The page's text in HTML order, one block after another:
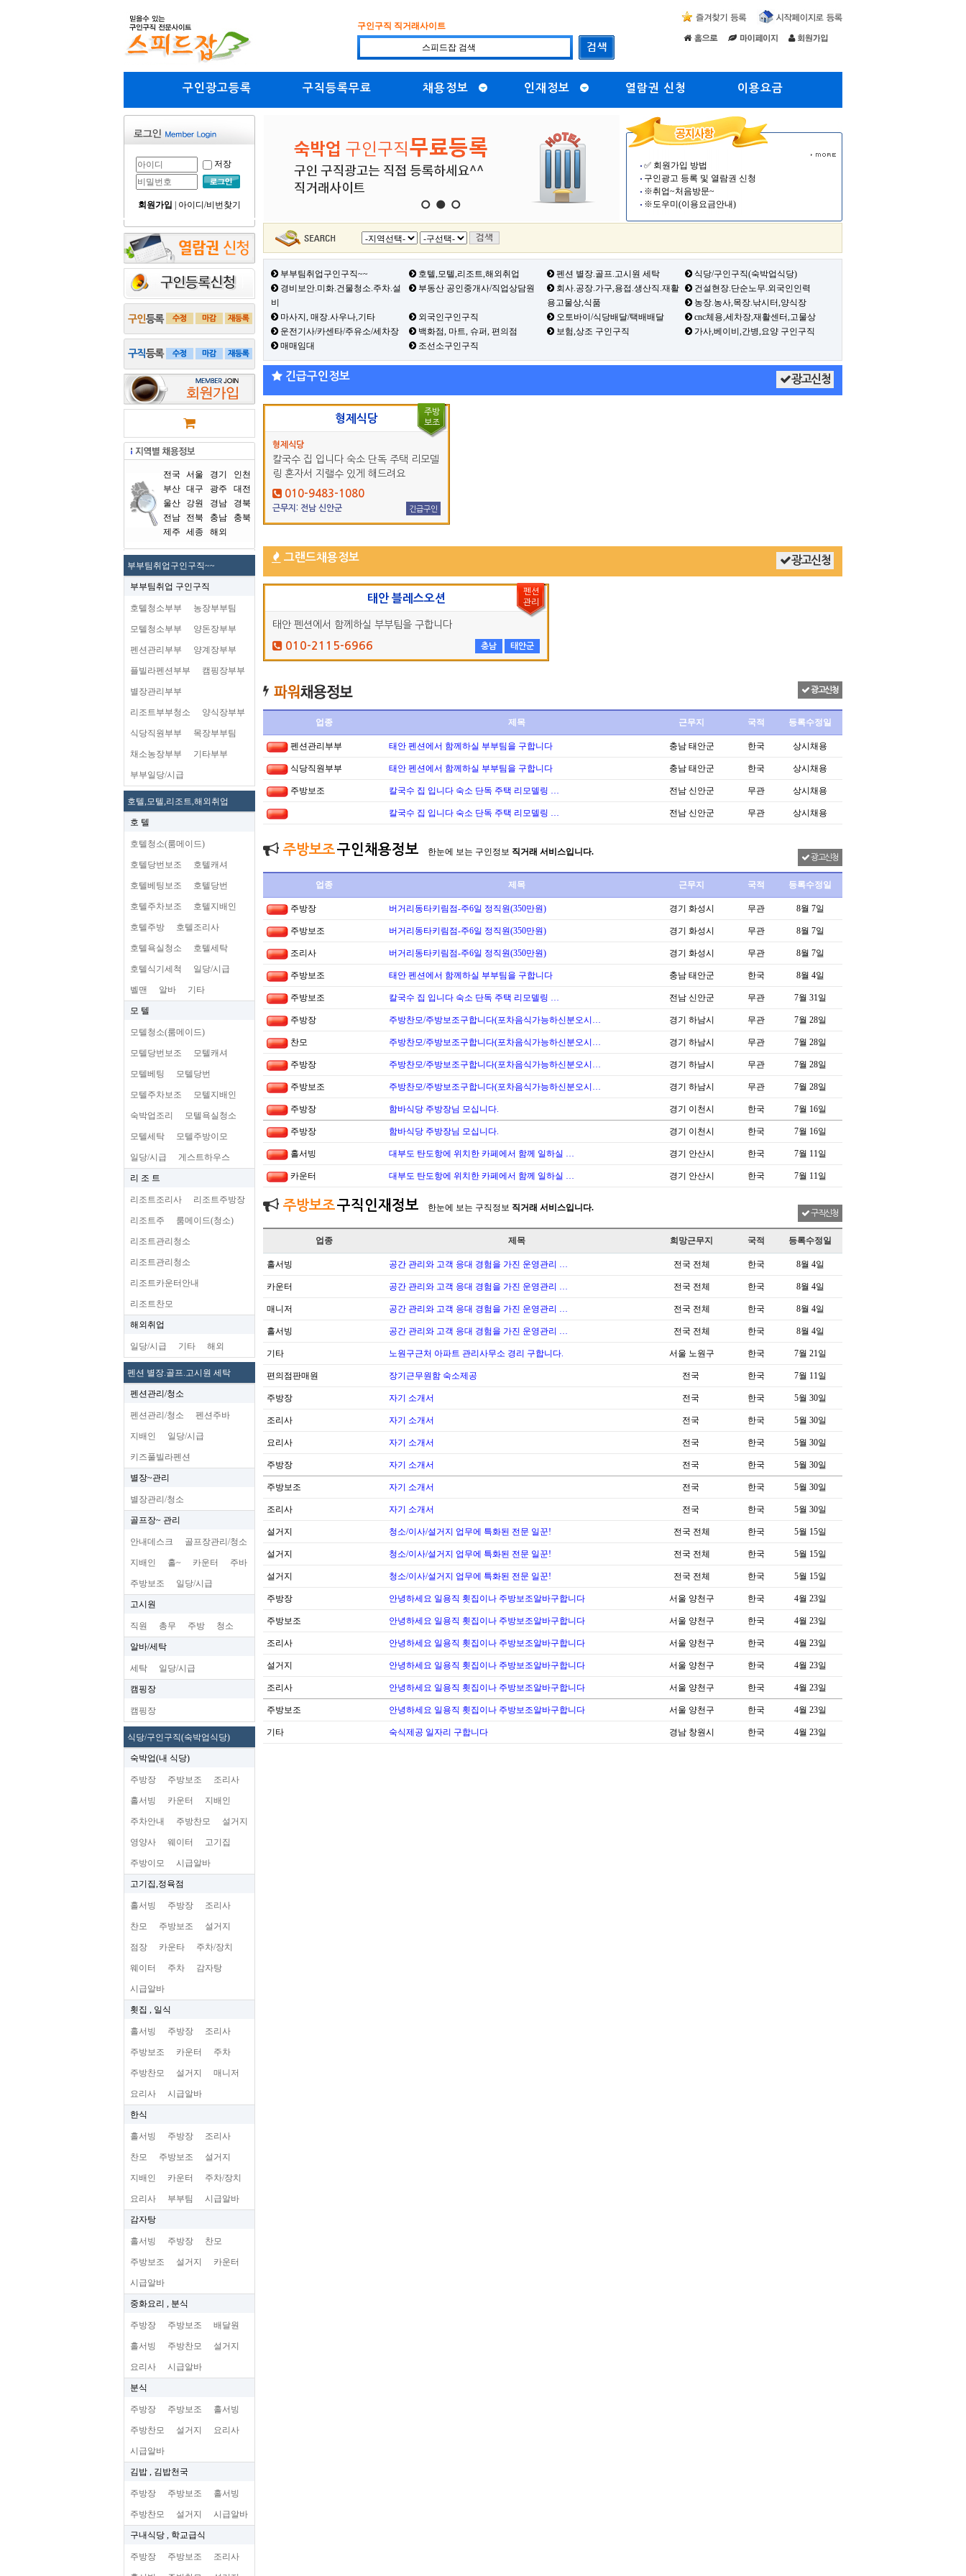
구인구직 직거래사이트
구인광고등록 구직등록무료 채용정보 인재정보 열람권 신청 이용요금
저장
회원가입 아이디/비번찾기
전국 서울 경기
인천
부산 대구 광주
대전
울산
강원 경남
경북
전남
전북 충남
충북
제주
세종 해외
부부팀취업구인구직~~
부부팀취업 구인구직
호텔청소부부 농장부부팀
모텔청소부부 양돈장부부
펜션관리부부 양계장부부
플빌라펜션부부 캠핑장부부
별장관리부부
리조트부부청소 양식장부부
식당직원부부 목장부부팀
채소농장부부 기타부부
부부일당/시급
호텔,모텔,리조트,해외취업
호 텔
호텔청소(룸메이드)
호텔당번보조 호텔캐셔
호텔베팅보조 호텔당번
호텔주차보조 호텔지배인
호텔주방 호텔조리사
호텔욕실청소 호텔세탁
호텔식기세척 일당/시급
벨맨 알바 기타
모 텔
모텔청소(룸메이드)
모텔당번보조 모텔캐셔
모텔베팅 모텔당번
모텔주차보조 모텔지배인
숙박업조리 모텔욕실청소
모텔세탁 모텔주방이모
일당/시급 게스트하우스
리 조 트
리조트조리사 리조트주방장
리조트주 룸메이드(청소)
리조트관리청소
리조트관리청소
리조트카운터안내
리조트찬모
해외취업
일당/시급 기타 해외
펜션 별장.골프.고시원 세탁
펜션관리/청소
펜션관리/청소 펜션주바
지배인 일당/시급
키즈풀빌라펜션
별장~관리
별장관리/청소
골프장~ 관리
안내데스크 골프장관리/청소
지배인 홀~ 카운터 주바
주방보조 일당/시급
고시원
직원 총무 주방 청소
알바/세탁
세탁 일당/시급
캠핑장
캠핑장
식당/구인구직(숙박업식당)
숙박업(내 식당)
주방장 주방보조 조리사
홀서빙 카운터 지배인
주차안내 주방찬모 설거지
영양사 웨이터 고기집
주방이모 시급알바
고기집,정육점
홀서빙 주방장 조리사
찬모 주방보조 설거지
점장 카운타 주차/장치
웨이터 주차 감자탕
시급알바
횟집 , 일식
홀서빙 주방장 조리사
주방보조 카운터 주차
주방찬모 설거지 매니저
요리사 시급알바
한식
홀서빙 주방장 조리사
찬모 주방보조 설거지
지배인 카운터 주차/장치
요리사 부부팀 시급알바
감자탕
홀서빙 주방장 찬모
주방보조 설거지 카운터
시급알바
중화요리 , 분식
주방장 주방보조 배달원
홀서빙 주방찬모 설거지
요리사 시급알바
분식
주방장 주방보조 홀서빙
주방찬모 설거지 요리사
시급알바
김밥 , 김밥천국
주방장 주방보조 홀서빙
주방찬모 설거지 시급알바
구내식당 , 학교급식
주방장 주방보조 조리사
✅ 회원가입 방법
구인광고 등록 및 열람권 신청
※취업~처음방문~
※도우미(이용요금안내)
부부팀취업구인구직~~ 호텔,모텔,리조트,해외취업 펜션 별장.골프.고시원 세탁
식당/구인구직(숙박업식당)
경비보안.미화.건물청소.주차.설
비
부동산 공인중개사/직업상담원
회사.공장.가구,용접.생산직.재활
용고물상,식품
건설현장.단순노무.외국인인력
농장.농사,목장.낚시터,양식장
마사지, 매장.사우나,기타
외국인구인구직 오토바이/식당배달/택배배달
cnc체용,세차장,재활센터,고물상
운전기사/카센타/주유소/세차장
백화점, 마트, 슈퍼, 편의점 보험,상조 구인구직
가사,베이비,간병,요양 구인구직
매매임대
조선소구인구직
긴급구인정보 광고신청
형제식당
형제식당
칼국수 집 입니다 숙소 단독 주택 리모델
링 혼자서 지랠수 있게 해드려요
010-9483-1080
근무지: 전남 신안군 긴급구인
주방
보조
그랜드채용정보 광고신청
태안 블레스오션
태안 펜션에서 함께하실 부부팀을 구합니다
010-2115-6966 충남 태안군
펜션
관리
광고신청
업종 제목 근무지 국적 등록수정일
펜션관리부부 태안 펜션에서 함께하실 부부팀을 구합니다 충남 태안군 한국 상시채용
식당직원부부 태안 펜션에서 함께하실 부부팀을 구합니다 충남 태안군 한국 상시채용
주방보조 칼국수 집 입니다 숙소 단독 주택 리모델링 … 전남 신안군 무관 상시채용
칼국수 집 입니다 숙소 단독 주택 리모델링 … 전남 신안군 무관 상시채용
주방보조구인채용정보 한눈에 보는 구인정보 직거래 서비스입니다.
광고신청
업종 제목 근무지 국적 등록수정일
주방장 버거리동타키림점-주6일 정직원(350만원) 경기 화성시 무관 8월 7일
주방보조 버거리동타키림점-주6일 정직원(350만원) 경기 화성시 무관 8월 7일
조리사 버거리동타키림점-주6일 정직원(350만원) 경기 화성시 무관 8월 7일
주방보조 태안 펜션에서 함께하실 부부팀을 구합니다 충남 태안군 한국 8월 4일
주방보조 칼국수 집 입니다 숙소 단독 주택 리모델링 … 전남 신안군 무관 7월 31일
주방장 주방찬모/주방보조구합니다(포차음식가능하신분오시… 경기 하남시 무관 7월 28일
찬모 주방찬모/주방보조구합니다(포차음식가능하신분오시… 경기 하남시 무관 7월 28일
주방장 주방찬모/주방보조구합니다(포차음식가능하신분오시… 경기 하남시 무관 7월 28일
주방보조 주방찬모/주방보조구합니다(포차음식가능하신분오시… 경기 하남시 무관 7월 28일
주방장 함바식당 주방장님 모십니다. 경기 이천시 한국 7월 16일
주방장 함바식당 주방장님 모십니다. 경기 이천시 한국 7월 16일
홀서빙 대부도 탄도항에 위치한 카페에서 함께 일하실 … 경기 안산시 한국 7월 11일
카운터 대부도 탄도항에 위치한 카페에서 함께 일하실 … 경기 안산시 한국 7월 11일
주방보조구직인재정보 한눈에 보는 구직정보 직거래 서비스입니다.
구직신청
업종 제목 희망근무지 국적 등록수정일
홀서빙 공간 관리와 고객 응대 경험을 가진 운영관리 … 전국 전체 한국 8월 4일
카운터 공간 관리와 고객 응대 경험을 가진 운영관리 … 전국 전체 한국 8월 4일
매니저 공간 관리와 고객 응대 경험을 가진 운영관리 … 전국 전체 한국 8월 4일
홀서빙 공간 관리와 고객 응대 경험을 가진 운영관리 … 전국 전체 한국 8월 4일
기타 노원구근처 아파트 관리사무소 경리 구합니다. 서울 노원구 한국 7월 21일
편의점판매원 장기근무원함 숙소제공 전국 한국 7월 11일
주방장 자기 소개서 전국 한국 5월 30일
조리사 자기 소개서 전국 한국 5월 30일
요리사 자기 소개서 전국 한국 5월 30일
주방장 자기 소개서 전국 한국 5월 30일
주방보조 자기 소개서 전국 한국 5월 30일
조리사 자기 소개서 전국 한국 5월 30일
설거지 청소/이사/설거지 업무에 특화된 전문 일꾼! 전국 전체 한국 5월 15일
설거지 청소/이사/설거지 업무에 특화된 전문 일꾼! 전국 전체 한국 5월 15일
설거지 청소/이사/설거지 업무에 특화된 전문 일꾼! 전국 전체 한국 5월 15일
주방장 안녕하세요 일용직 횟집이나 주방보조알바구합니다 서울 양천구 한국 4월 23일
주방보조 안녕하세요 일용직 횟집이나 주방보조알바구합니다 서울 양천구 한국 4월 23일
조리사 안녕하세요 일용직 횟집이나 주방보조알바구합니다 서울 양천구 한국 4월 23일
설거지 안녕하세요 일용직 횟집이나 주방보조알바구합니다 서울 양천구 한국 4월 23일
조리사 안녕하세요 일용직 횟집이나 주방보조알바구합니다 서울 양천구 한국 4월 23일
주방보조 안녕하세요 일용직 횟집이나 주방보조알바구합니다 서울 양천구 한국 4월 23일
기타 숙식제공 일자리 구합니다 경남 창원시 한국 4월 23일